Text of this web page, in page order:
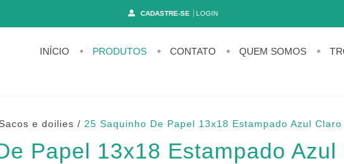
CADASTRE-SE LOGIN
INÍCIO PRODUTOS CONTATO QUEM SOMOS
Sacos e doilies / 25 Saquinho De Papel 13x18 Estampado Azul
Papel 13x18 Estampado